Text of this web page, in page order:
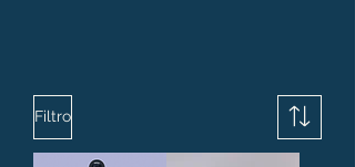
Filtro